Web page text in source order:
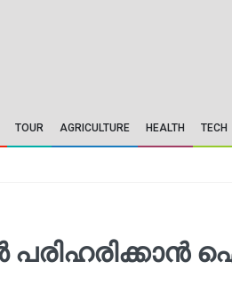
TOUR AGRICULTURE HEALTH TECH